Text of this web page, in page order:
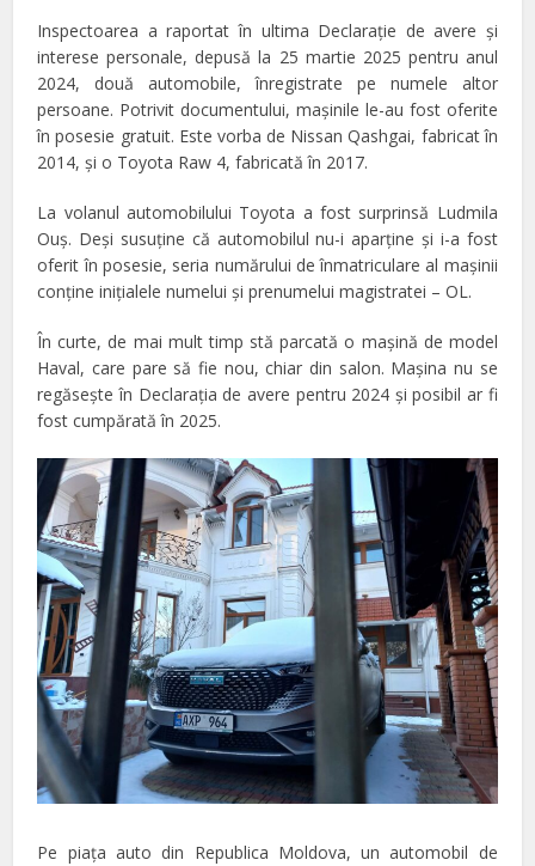
Inspectoarea a raportat în ultima Declaraţie de avere şi
interese personale, depusă la 25 martie 2025 pentru anul
2024, două automobile, înregistrate pe numele altor
persoane. Potrivit documentului, maşinile le-au fost oferite
în posesie gratuit. Este vorba de Nissan Qashgai, fabricat în
2014, şi o Toyota Raw 4, fabricată în 2017.
La volanul automobilului Toyota a fost surprinsă Ludmila
Ouş. Deşi susuţine că automobilul nu-i aparţine şi i-a fost
oferit în posesie, seria numărului de înmatriculare al maşinii
conţine iniţialele numelui şi prenumelui magistratei – OL.
În curte, de mai mult timp stă parcată o maşină de model
Haval, care pare să fie nou, chiar din salon. Maşina nu se
regăseşte în Declaraţia de avere pentru 2024 şi posibil ar fi
fost cumpărată în 2025.
Pe piaţa auto din Republica Moldova, un automobil de